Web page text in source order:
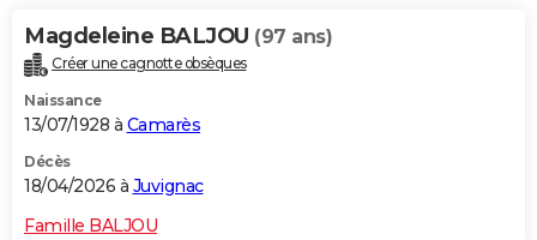
Magdeleine BALJOU (97 ans)
Créer une cagnotte obsèques
Naissance
13/07/1928 à Camarès
Décès
18/04/2026 à Juvignac
Famille BALJOU